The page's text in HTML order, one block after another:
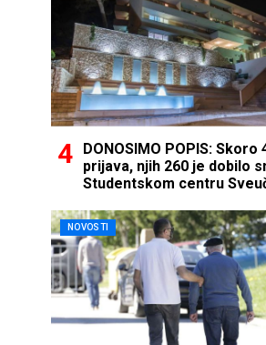
DONOSIMO POPIS: Skoro
prijava, njih 260 je dobilo
Studentskom centru
NOVOSTI